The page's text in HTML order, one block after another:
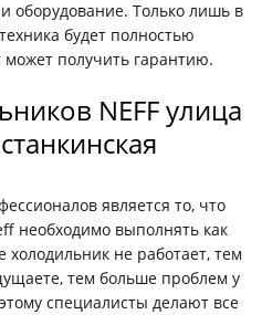
оборудование. Только лишь в
будет полностью
может получить гарантию.
NEFF улица
является то, что
необходимо выполнять как
не работает, тем
тем больше проблем у
специалисты делают все